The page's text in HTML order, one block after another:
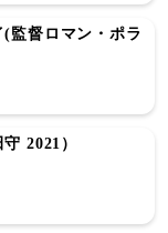
監督ロマン・ポラ
2021）